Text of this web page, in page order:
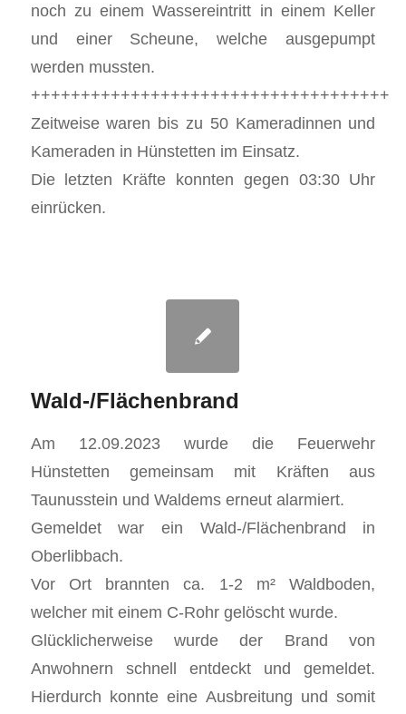
noch zu einem Wassereintritt in einem Keller
und einer Scheune, welche ausgepumpt
werden mussten.
++++++++++++++++++++++++++++++++++++
Zeitweise waren bis zu 50 Kameradinnen und
Kameraden in Hünstetten im Einsatz.
Die letzten Kräfte konnten gegen 03:30 Uhr
einrücken.
Wald-/Flächenbrand
Am 12.09.2023 wurde die Feuerwehr
Hünstetten gemeinsam mit Kräften aus
Taunusstein und Waldems erneut alarmiert.
Gemeldet war ein Wald-/Flächenbrand in
Oberlibbach.
Vor Ort brannten ca. 1-2 m² Waldboden,
welcher mit einem C-Rohr gelöscht wurde.
Glücklicherweise wurde der Brand von
Anwohnern schnell entdeckt und gemeldet.
Hierdurch konnte eine Ausbreitung und somit